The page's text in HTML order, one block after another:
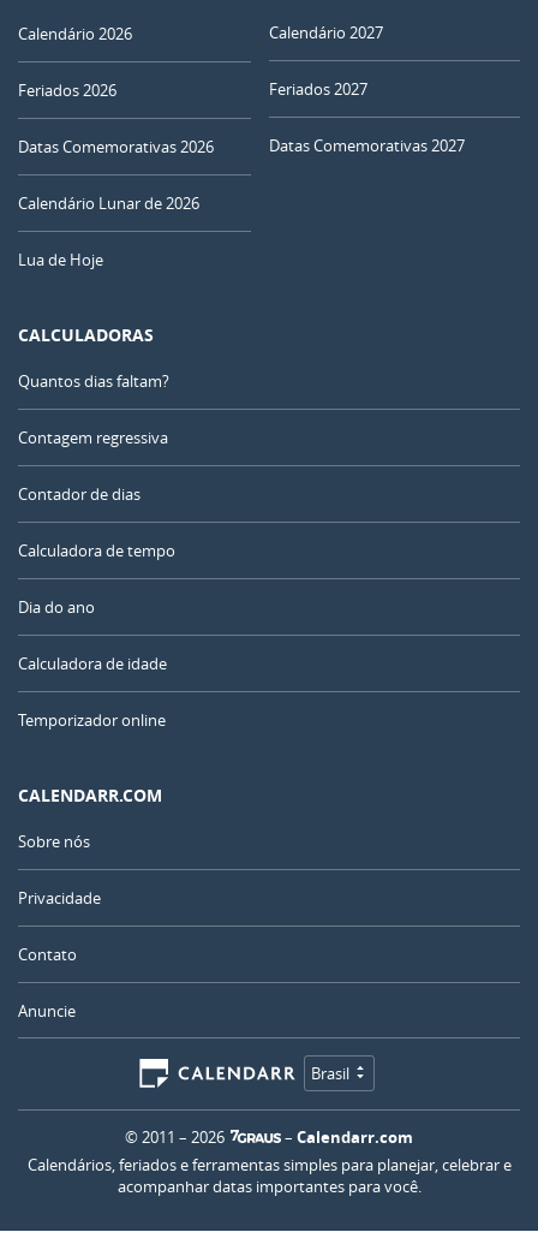
Calendário 2026
Feriados 2026
Datas Comemorativas 2026
Calendário Lunar de 2026
Lua de Hoje
Calendário 2027
Feriados 2027
Datas Comemorativas 2027
CALCULADORAS
Quantos dias faltam?
Contagem regressiva
Contador de dias
Calculadora de tempo
Dia do ano
Calculadora de idade
Temporizador online
CALENDARR.COM
Sobre nós
Privacidade
Contato
Anuncie
Brasil
© 2011 – 2026 – Calendarr.com
Calendários, feriados e ferramentas simples para planejar, celebrar e
acompanhar datas importantes para você.